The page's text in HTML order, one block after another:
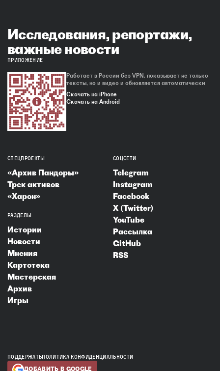
Исследования, репортажи,
важные новости
ПРИЛОЖЕНИЕ
Работает в России без VPN, показывает не только
тексты, но и видео и обновляется автоматически
Скачать на iPhone
Скачать на Android
СПЕЦПРОЕКТЫ
«Архив Пандоры»
Трек активов
«Харон»
РАЗДЕЛЫ
Истории
Новости
Мнения
Картотека
Мастерская
Архив
Игры
СОЦСЕТИ
Telegram
Instagram
Facebook
X (Twitter)
YouTube
Рассылка
GitHub
RSS
ПОДДЕРЖАТЬПОЛИТИКА КОНФИДЕНЦИАЛЬНОСТИ
ДОБАВИТЬ В GOOGLE